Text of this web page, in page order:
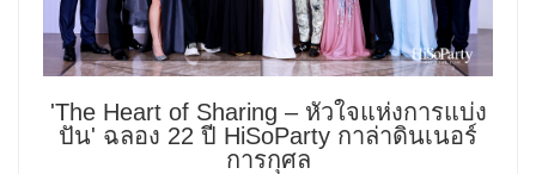
'The Heart of Sharing – หัวใจแห่งการแบ่ง
ปัน' ฉลอง 22 ปี HiSoParty กาล่าดินเนอร์
การกุศล